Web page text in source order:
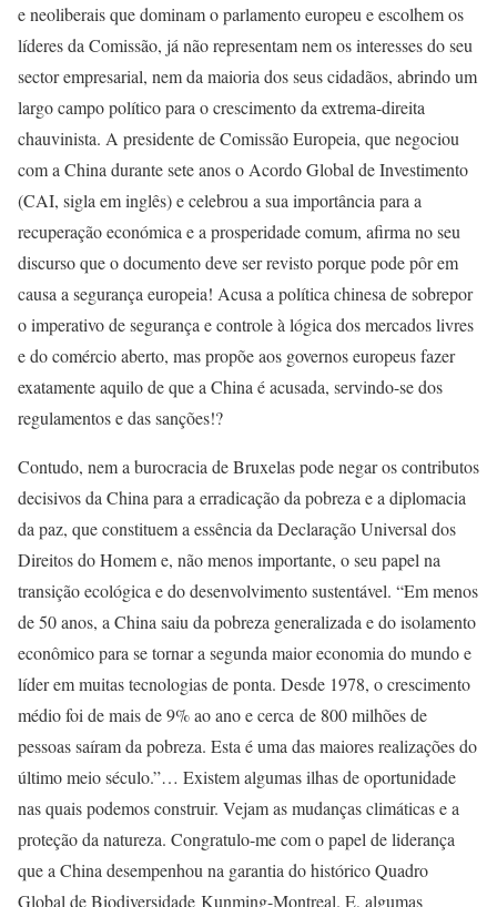
e neoliberais que dominam o parlamento europeu e escolhem os
líderes da Comissão, já não representam nem os interesses do seu
sector empresarial, nem da maioria dos seus cidadãos, abrindo um
largo campo político para o crescimento da extrema-direita
chauvinista. A presidente de Comissão Europeia, que negociou
com a China durante sete anos o Acordo Global de Investimento
(CAI, sigla em inglês) e celebrou a sua importância para a
recuperação económica e a prosperidade comum, afirma no seu
discurso que o documento deve ser revisto porque pode pôr em
causa a segurança europeia! Acusa a política chinesa de sobrepor
o imperativo de segurança e controle à lógica dos mercados livres
e do comércio aberto, mas propõe aos governos europeus fazer
exatamente aquilo de que a China é acusada, servindo-se dos
regulamentos e das sanções!?
Contudo, nem a burocracia de Bruxelas pode negar os contributos
decisivos da China para a erradicação da pobreza e a diplomacia
da paz, que constituem a essência da Declaração Universal dos
Direitos do Homem e, não menos importante, o seu papel na
transição ecológica e do desenvolvimento sustentável. “Em menos
de 50 anos, a China saiu da pobreza generalizada e do isolamento
econômico para se tornar a segunda maior economia do mundo e
líder em muitas tecnologias de ponta. Desde 1978, o crescimento
médio foi de mais de 9% ao ano e cerca de 800 milhões de
pessoas saíram da pobreza. Esta é uma das maiores realizações do
último meio século.”… Existem algumas ilhas de oportunidade
nas quais podemos construir. Vejam as mudanças climáticas e a
proteção da natureza. Congratulo-me com o papel de liderança
que a China desempenhou na garantia do histórico Quadro
Global de Biodiversidade Kunming-Montreal. E, algumas